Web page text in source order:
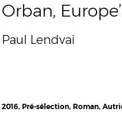
Orban,
Paul Lendvai
2016, Pré-sélection, Roman,